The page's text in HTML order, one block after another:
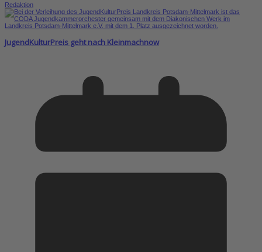
Redaktion
JugendKulturPreis geht nach Kleinmachnow